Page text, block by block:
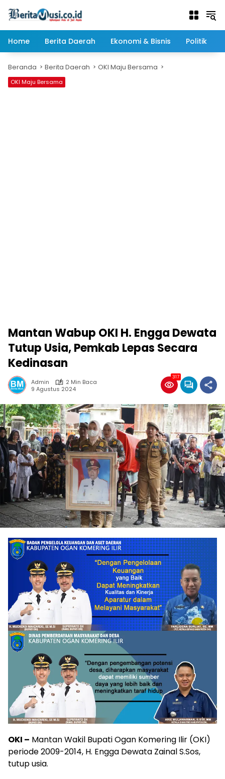
Home
Berita Daerah Ekonomi & Bisnis Politik
Beranda Berita Daerah OKI Maju Bersama
OKI Maju Bersama
Mantan Wabup OKI H. Engga Dewata
Tutup Usia, Pemkab Lepas Secara
Kedinasan
Admin
2 Min Baca
9 Agustus 2024
317
OKI – Mantan Wakil Bupati Ogan Komering Ilir (OKI)
periode 2009-2014, H. Engga Dewata Zainal S.Sos,
tutup usia.